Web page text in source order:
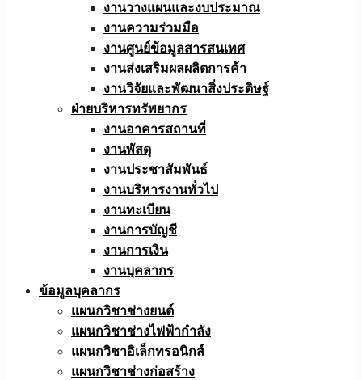
งานวางแผนและงบประมาณ
งานความร่วมมือ
งานศูนย์ข้อมูลสารสนเทศ
งานส่งเสริมผลผลิตการค้า
งานวิจัยและพัฒนาสิ่งประดิษฐ์
ฝ่ายบริหารทรัพยากร
งานอาคารสถานที่
งานพัสดุ
งานประชาสัมพันธ์
งานบริหารงานทั่วไป
งานทะเบียน
งานการบัญชี
งานการเงิน
งานบุคลากร
ข้อมูลบุคลากร
แผนกวิชาช่างยนต์
แผนกวิชาช่างไฟฟ้ากำลัง
แผนกวิชาอิเล็กทรอนิกส์
แผนกวิชาช่างก่อสร้าง